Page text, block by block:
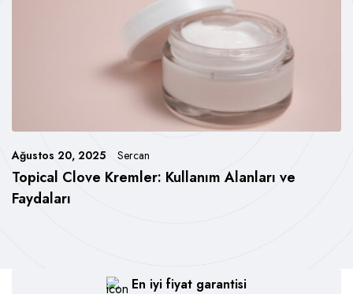
Topical Clove Kremler: Kullanım Alanları ve
Faydaları
Ağustos 20, 2025 Sercan
En iyi fiyat garantisi